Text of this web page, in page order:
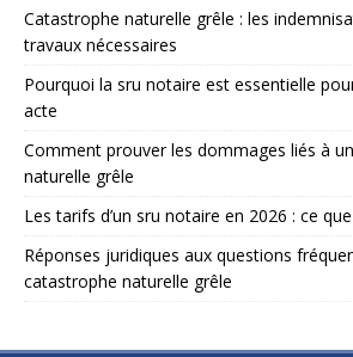
Catastrophe naturelle grêle : les
travaux nécessaires
Pourquoi la sru notaire est essentielle
acte
Comment prouver les dommages liés à
naturelle grêle
Les tarifs d’un sru notaire en 2026 : ce
Réponses juridiques aux questions
catastrophe naturelle grêle